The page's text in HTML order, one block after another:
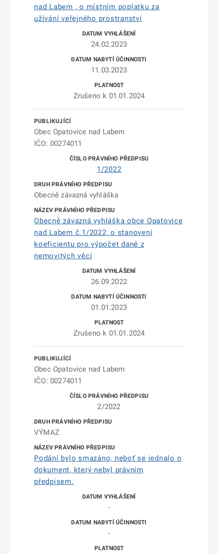
nad Labem , o místním poplatku za
užívání veřejného prostranství
24.02.2023
11.03.2023
Zrušeno k 01.01.2024
Obec Opatovice nad Labem
IČO: 00274011
1/2022
Obecně závazná vyhláška
Obecně závazná vyhláška obce Opatovice
nad Labem č.1/2022, o stanovení
koeficientu pro výpočet daně z
nemovitých věcí
26.09.2022
01.01.2023
Zrušeno k 01.01.2024
Obec Opatovice nad Labem
IČO: 00274011
2/2022
VÝMAZ
Podání bylo smazáno, neboť se jednalo o
dokument, který nebyl právním
předpisem.
-
-